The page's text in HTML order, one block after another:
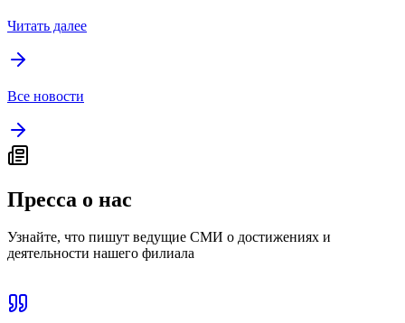
Читать далее
Все новости
Пресса о нас
Узнайте, что пишут ведущие СМИ о достижениях и
деятельности нашего филиала